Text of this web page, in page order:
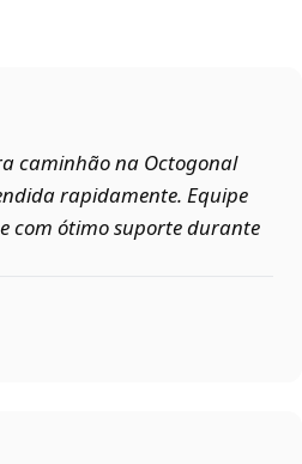
caminhão na Octogonal
rapidamente. Equipe
com ótimo suporte durante